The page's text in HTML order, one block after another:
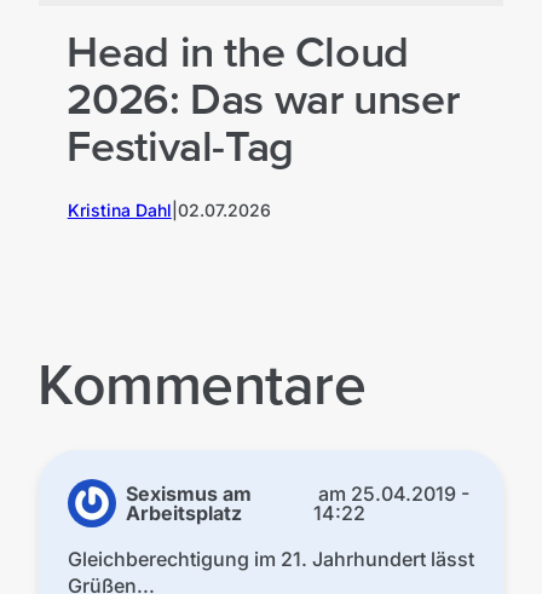
Head in the Cloud
2026: Das war unser
Festival-Tag
Kristina Dahl 02.07.2026
Kommentare
Sexismus am
Arbeitsplatz
am 25.04.2019 -
14:22
Gleichberechtigung im 21. Jahrhundert lässt
Grüßen...